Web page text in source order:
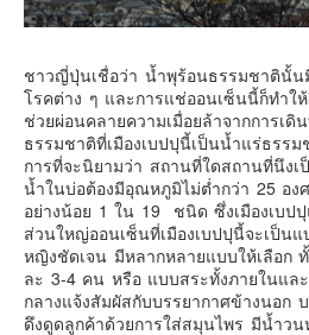
ชาวญี่ปุ่นเชื่อว่า น้ำพุร้อนธรรมชาตินั้น
โรคต่าง ๆ และการแช่ออนเซ็นนี้ก็ทำ
ช่วยผ่อนคลายความเมื่อยล้าจากการเดิ
ธรรมชาติที่เมืองเบปปุนี้เป็นน้ำแร่ธรร
การที่จะนิยามว่า สถานที่ใดสถานที่นึง
น้ำในบ่อต้องมีอุณหภูมิไม่ต่ำกว่า 25 อง
อย่างน้อย 1 ใน 19 ชนิด ซึ่งเมืองเบ
ส่วนใหญ่ออนเซ็นที่เมืองเบปปุนี้จะเป็น
หญิงชัดเจน มีหลากหลายแบบให้เลือก
ละ 3-4 คน หรือ แบบสระทั้งภายในแล
กลางแจ้งสัมผัสกับบรรยากาศข้างนอก
ดึงดูดลูกค้าด้วยการใส่สมุนไพร มีน้ำวน